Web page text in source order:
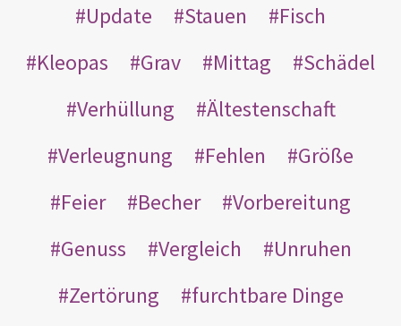
Update
Stauen
Fisch
Kleopas
Grav Mittag
Schädel
Verhüllung
Ältestenschaft
Verleugnung
Fehlen
Größe
Feier
Becher
Vorbereitung
Genuss
Vergleich
Unruhen
Zertörung
furchtbare Dinge